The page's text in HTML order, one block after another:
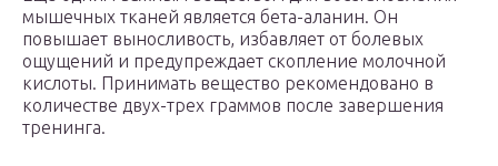
мышечных тканей является бета-аланин. Он
повышает выносливость, избавляет от болевых
ощущений и предупреждает скопление молочной
кислоты. Принимать вещество рекомендовано в
количестве двух-трех граммов после завершения
тренинга.